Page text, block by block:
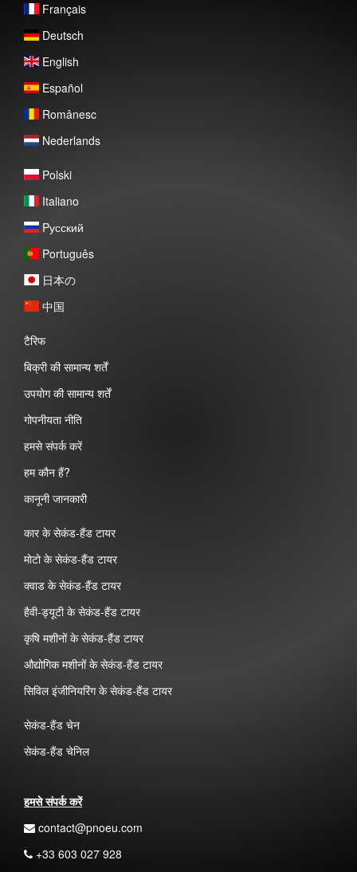
Français
Deutsch
English
Español
Românesc
Nederlands
Polski
Italiano
Pусский
Português
日本の
中国
टैरिफ
बिक्री की सामान्य शर्तें
उपयोग की सामान्य शर्तें
गोपनीयता नीति
हमसे संपर्क करें
हम कौन हैं?
कानूनी जानकारी
कार के सेकंड-हैंड टायर
मोटो के सेकंड-हैंड टायर
क्वाड के सेकंड-हैंड टायर
हैवी-ड्यूटी के सेकंड-हैंड टायर
कृषि मशीनों के सेकंड-हैंड टायर
औद्योगिक मशीनों के सेकंड-हैंड टायर
सिविल इंजीनियरिंग के सेकंड-हैंड टायर
सेकंड-हैंड चेन
सेकंड-हैंड चेनिल
हमसे संपर्क करें
contact@pnoeu.com
+33 603 027 928